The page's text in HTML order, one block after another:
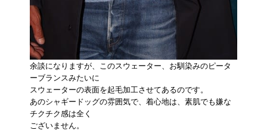
余談になりますが、このスウェーター、お馴染みのピータ
ーブランスみたいに
スウェーターの表面を起毛加工させてあるのです。
あのシャギードッグの雰囲気で、着心地は、素肌でも嫌な
チクチク感は全く
ございません。